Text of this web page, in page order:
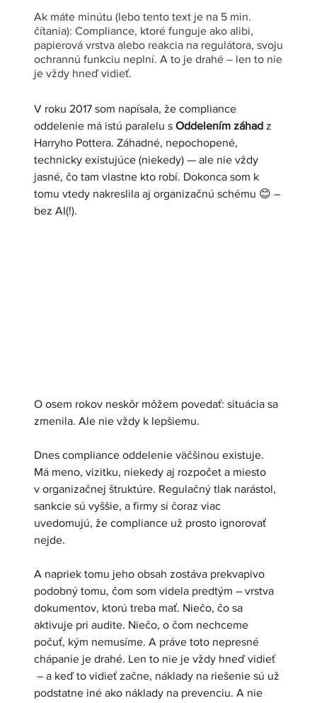
Ak máte minútu (lebo tento text je na 5 min.
čítania): Compliance, ktoré funguje ako alibi,
papierová vrstva alebo reakcia na regulátora, svoju
ochrannú funkciu neplní. A to je drahé – len to nie
je vždy hneď vidieť.
V roku 2017 som napísala, že compliance
oddelenie má istú paralelu s Oddelením záhad z
Harryho Pottera. Záhadné, nepochopené,
technicky existujúce (niekedy) — ale nie vždy
jasné, čo tam vlastne kto robí. Dokonca som k
tomu vtedy nakreslila aj organizačnú schému 😊 –
bez AI(!).
O osem rokov neskôr môžem povedať: situácia sa
zmenila. Ale nie vždy k lepšiemu.
Dnes compliance oddelenie väčšinou existuje.
Má meno, vizitku, niekedy aj rozpočet a miesto
v organizačnej štruktúre. Regulačný tlak narástol,
sankcie sú vyššie, a firmy si čoraz viac
uvedomujú, že compliance už prosto ignorovať
nejde.
A napriek tomu jeho obsah zostáva prekvapivo
podobný tomu, čom som videla predtým – vrstva
dokumentov, ktorú treba mať. Niečo, čo sa
aktivuje pri audite. Niečo, o čom nechceme
počuť, kým nemusíme. A práve toto nepresné
chápanie je drahé. Len to nie je vždy hneď vidieť
– a keď to vidieť začne, náklady na riešenie sú už
podstatne iné ako náklady na prevenciu. A nie